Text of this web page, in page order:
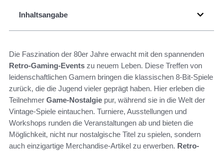
Inhaltsangabe
Die Faszination der 80er Jahre erwacht mit den spannenden
Retro-Gaming-Events zu neuem Leben. Diese Treffen von
leidenschaftlichen Gamern bringen die klassischen 8-Bit-Spiele
zurück, die die Jugend vieler geprägt haben. Hier erleben die
Teilnehmer Game-Nostalgie pur, während sie in die Welt der
Vintage-Spiele eintauchen. Turniere, Ausstellungen und
Workshops runden die Veranstaltungen ab und bieten die
Möglichkeit, nicht nur nostalgische Titel zu spielen, sondern
auch einzigartige Merchandise-Artikel zu erwerben. Retro-